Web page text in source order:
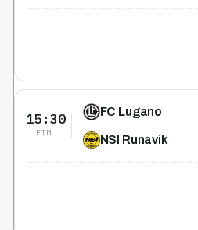
15:30
FIM
FC Lugano
NSI Runavik